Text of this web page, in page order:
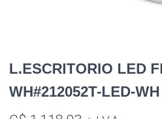
L.ESCRITORIO LED
WH#212052T-LED-WH